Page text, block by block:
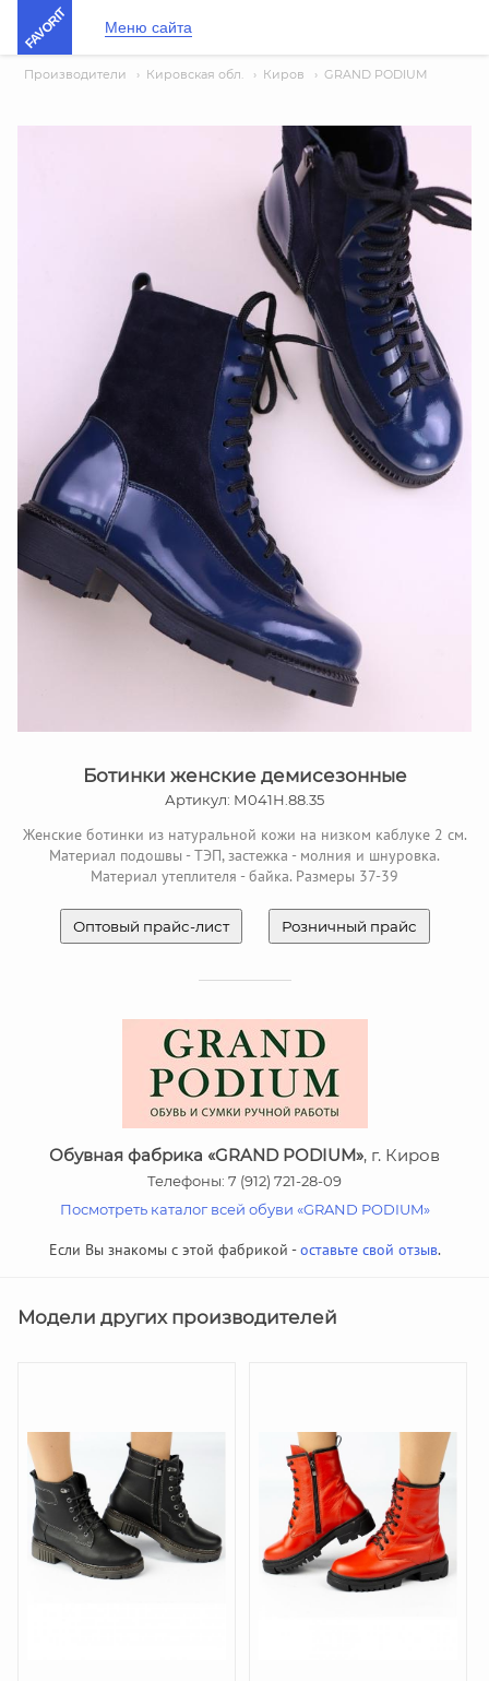
FAVORIT Меню сайта
Производители › Кировская обл. › Киров › GRAND PODIUM
Ботинки женские демисезонные
Артикул: М041Н.88.35
Женские ботинки из натуральной кожи на низком каблуке 2 см.
Материал подошвы - ТЭП, застежка - молния и шнуровка.
Материал утеплителя - байка. Размеры 37-39
Оптовый прайс-лист Розничный прайс
Обувная фабрика «GRAND PODIUM», г. Киров
Телефоны: 7 (912) 721-28-09
Посмотреть каталог всей обуви «GRAND PODIUM»
Если Вы знакомы с этой фабрикой -оставьте свой отзыв.
Модели других производителей